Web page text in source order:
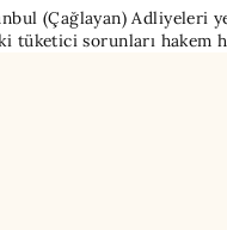
(Çağlayan)
sorunları hakem